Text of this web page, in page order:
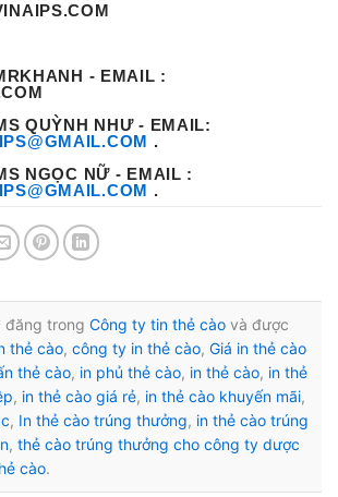
- EMAIL :
QUỲNH NHƯ - EMAIL:
.
NGỌC NỮ - EMAIL :
.
đăng trong Công ty tin thẻ cào và được
thẻ cào, công ty in thẻ cào, Giá in thẻ cào
thẻ cào, in phủ thẻ cào, in thẻ cào, in thẻ
, in thẻ cào giá rẻ, in thẻ cào khuyến mãi,
, In thẻ cào trúng thưởng, in thẻ cào trúng
, thẻ cào trúng thưởng cho công ty dược
cào.